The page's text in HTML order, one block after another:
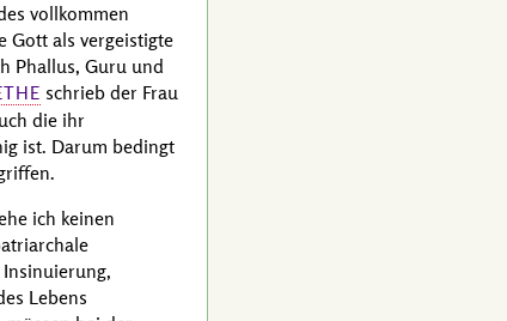
vollkommen
Gott als vergeistigte
Phallus, Guru und
schrieb der Frau
die ihr
ist. Darum bedingt
ich keinen
Lebens